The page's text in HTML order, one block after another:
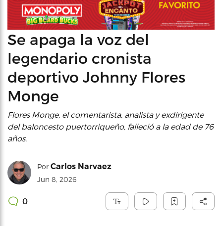
Se apaga la voz del
legendario cronista
deportivo Johnny Flores
Monge
Flores Monge, el comentarista, analista y exdirigente
del baloncesto puertorriqueño, falleció a la edad de 76
años.
Por Carlos Narvaez
Jun 8, 2026
0